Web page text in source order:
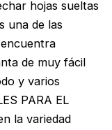
hojas sueltas
una de las
de muy fácil
y varios
PARA EL
la variedad